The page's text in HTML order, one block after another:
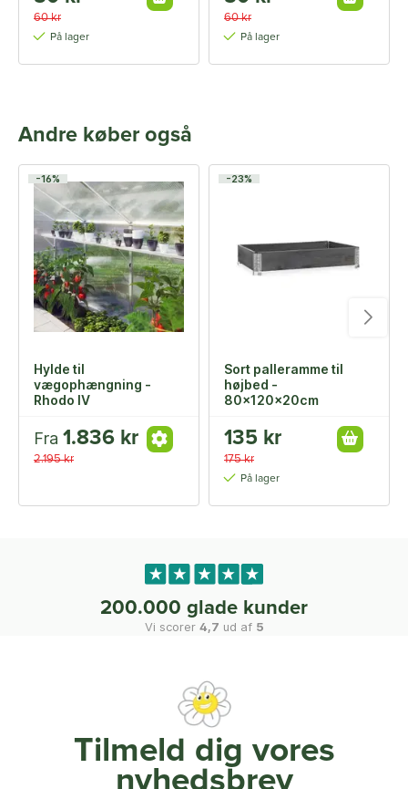
60 kr
På lager
60 kr
På lager
Andre køber også
-16%
Hylde til
vægophængning -
Rhodo IV
Fra 1.836 kr
2.195 kr
-23%
Sort palleramme til
højbed -
80x120x20cm
135 kr
175 kr
På lager
200.000 glade kunder
Vi scorer 4,7 ud af 5
Tilmeld dig vores
nyhedsbrev